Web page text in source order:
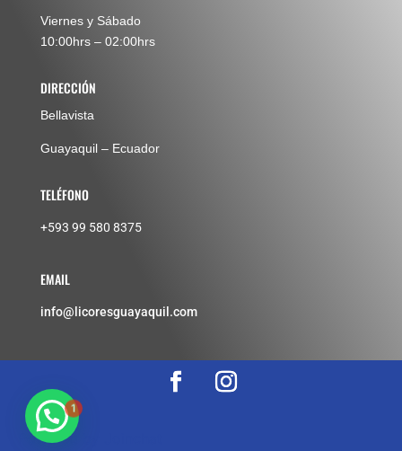
Viernes y Sábado
10:00hrs – 02:00hrs
DIRECCIÓN
Bellavista
Guayaquil – Ecuador
TELÉFONO
+593 99 580 8375
EMAIL
info@licoresguayaquil.com
1
Powered by